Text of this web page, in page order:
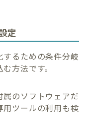
定
るための条件分岐
方法です。
のソフトウェアだ
用ツールの利用も検